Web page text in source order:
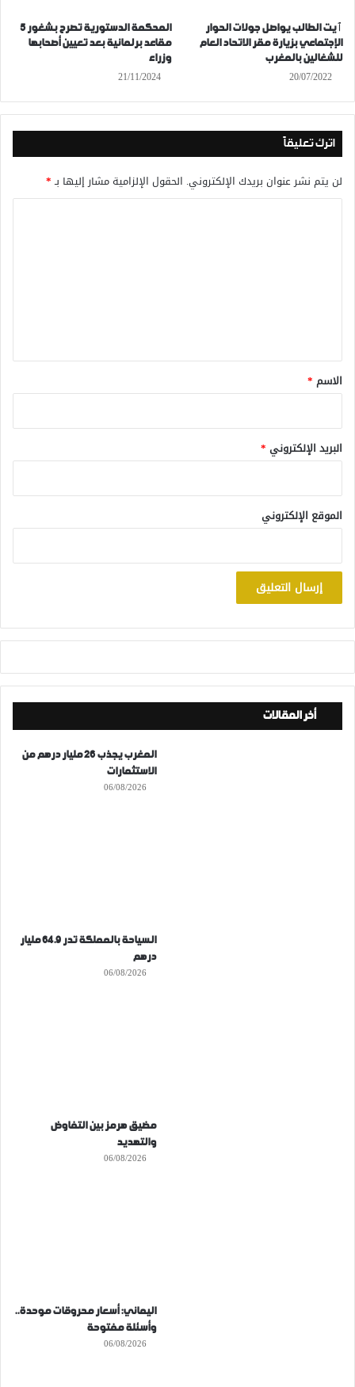
ٱيت الطالب يواصل جولات الحوار
الإجتماعي بزيارة مقر الاتحاد العام
للشغالين بالمغرب
20/07/2022
المحكمة الدستورية تصرح بشغور 5
مقاعد برلمانية بعد تعيين أصحابها
وزراء
21/11/2024
اترك تعليقاً
لن يتم نشر عنوان بريدك الإلكتروني. الحقول الإلزامية مشار إليها بـ*
*
الاسم *
البريد الإلكتروني *
الموقع الإلكتروني
أخر المقالات
المغرب يجذب 26 مليار درهم من
الاستثمارات
06/08/2026
السياحة بالمملكة تدر 64.9 مليار
درهم
06/08/2026
مضيق هرمز بين التفاوض
والتهديد
06/08/2026
اليماني: أسعار محروقات موحدة..
وأسئلة مفتوحة
06/08/2026